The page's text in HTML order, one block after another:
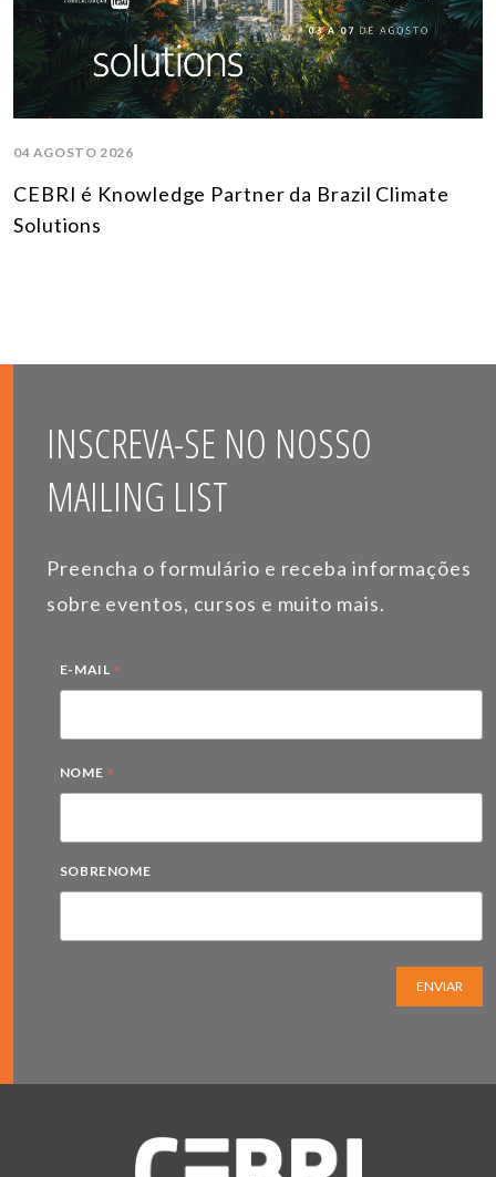
04 AGOSTO 2026
CEBRI é Knowledge Partner da Brazil Climate
Solutions
INSCREVA-SE NO NOSSO
MAILING LIST
Preencha o formulário e receba informações
sobre eventos, cursos e muito mais.
E-MAIL *
NOME *
SOBRENOME
ENVIAR